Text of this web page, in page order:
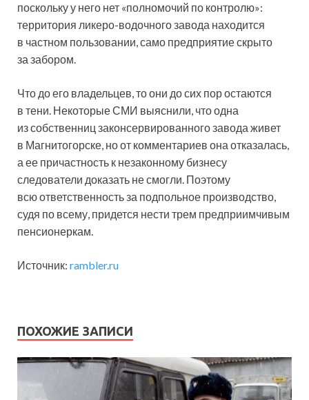
поскольку у него нет «полномочий по контролю»:
территория ликеро-водочного завода находится
в частном пользовании, само предприятие скрыто
за забором.
Что до его владельцев, то они до сих пор остаются
в тени. Некоторые СМИ выяснили, что одна
из собственниц законсервированного завода живет
в Магнитогорске, но от комментариев она отказалась,
а ее причастность к незаконному бизнесу
следователи доказать не смогли. Поэтому
всю ответственность за подпольное производство,
судя по всему, придется нести трем предприимчивым
пенсионеркам.
Источник: rambler.ru
ПОХОЖИЕ ЗАПИСИ